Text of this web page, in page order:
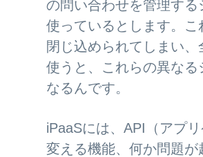
の問い合わせを管理す
使っているとします。
閉じ込められてしまい
使うと、これらの異な
なるんです。
iPaaSには、API（アプ
変える機能、何か問題